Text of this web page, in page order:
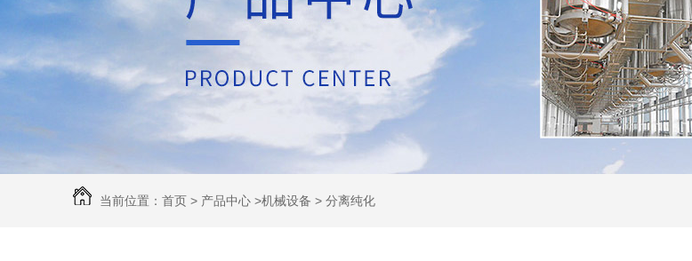
当前位置： 首页 > 产品中心 >机械设备 > 分离纯化